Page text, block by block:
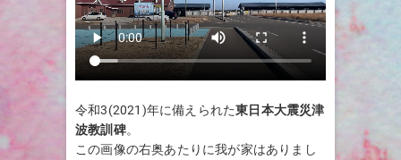
令和3(2021)年に備えられた東日本大震災津
波教訓碑。
この画像の右奥あたりに我が家はありまし